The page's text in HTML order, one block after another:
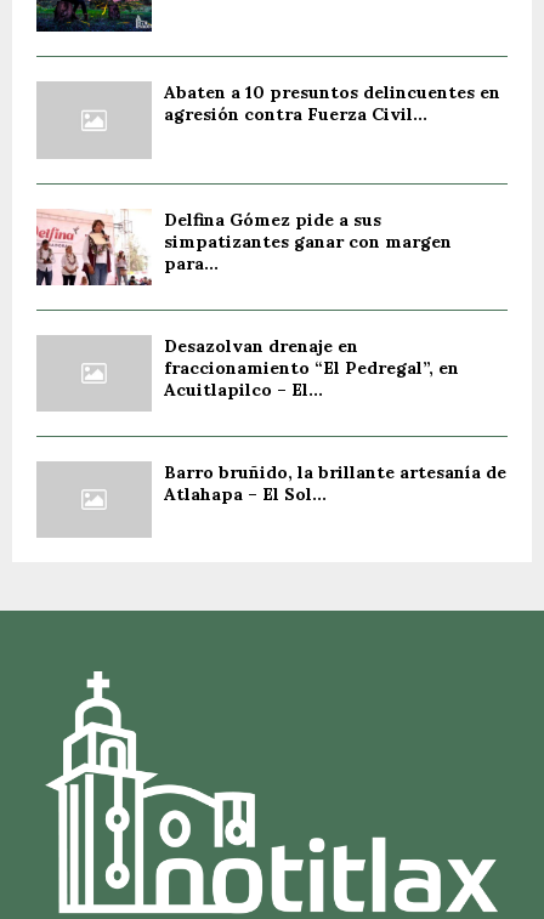
Abaten a 10 presuntos delincuentes en
agresión contra Fuerza Civil...
Delfina Gómez pide a sus
simpatizantes ganar con margen
para...
Desazolvan drenaje en
fraccionamiento “El Pedregal”, en
Acuitlapilco – El...
Barro bruñido, la brillante artesanía de
Atlahapa – El Sol...